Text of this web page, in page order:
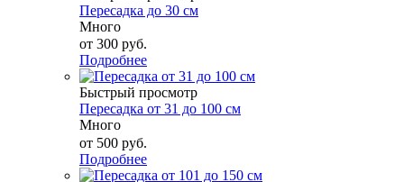
Пересадка до 30 см
Много
от 300 руб.
Подробнее
Быстрый просмотр
Пересадка от 31 до 100 см
Много
от 500 руб.
Подробнее